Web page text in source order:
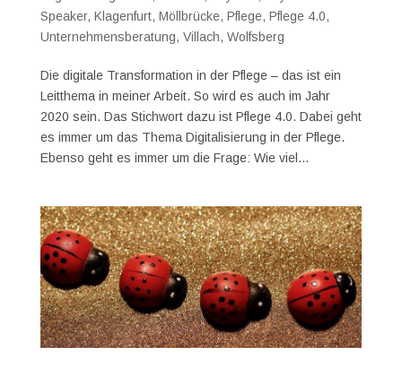
Speaker, Klagenfurt, Möllbrücke, Pflege, Pflege 4.0,
Unternehmensberatung, Villach, Wolfsberg
Die digitale Transformation in der Pflege – das ist ein
Leitthema in meiner Arbeit. So wird es auch im Jahr
2020 sein. Das Stichwort dazu ist Pflege 4.0. Dabei geht
es immer um das Thema Digitalisierung in der Pflege.
Ebenso geht es immer um die Frage: Wie viel...